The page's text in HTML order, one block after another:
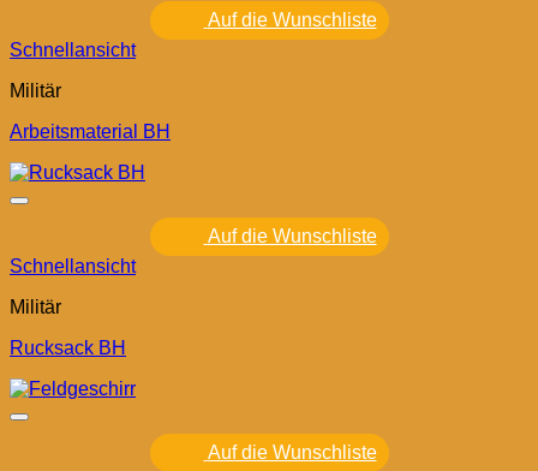
Auf die Wunschliste
Schnellansicht
Militär
Arbeitsmaterial BH
Auf die Wunschliste
Schnellansicht
Militär
Rucksack BH
Auf die Wunschliste